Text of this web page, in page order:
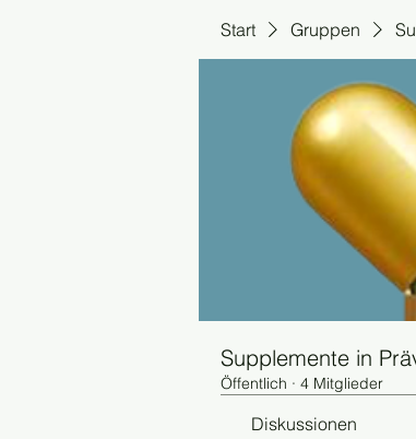
Start Gruppen
Supplemente in
Öffentlich · 4 Mitglieder
Diskussionen